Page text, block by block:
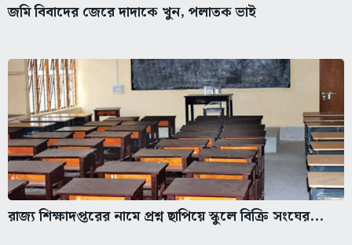
জমি বিবাদের জেরে দাদাকে খুন, পলাতক ভাই
রাজ্য শিক্ষাদপ্তরের নামে প্রশ্ন ছাপিয়ে স্কুলে বিক্রি সংঘের...